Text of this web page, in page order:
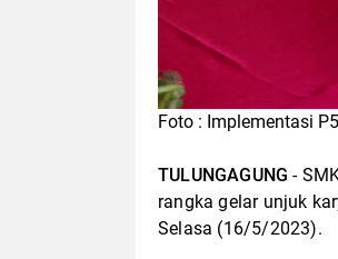
Foto : Implementasi
TULUNGAGUNG -
rangka gelar unjuk
Selasa (16/5/2023).